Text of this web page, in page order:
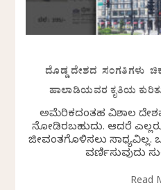
ದೊಡ್ಡ ದೇಶದ ಸಂಗತಿಗಳು
ಹಾಲಾಡಿಯವರ ಕೃತಿಯ
ಅಮೆರಿಕದಂತಹ ವಿಶಾಲ
ನೋಡಿರಬಹುದು. ಆದರೆ
ಜೀವಂತಗೊಳಿಸಲು
ವರ್ಣಿಸುವುದು
Read